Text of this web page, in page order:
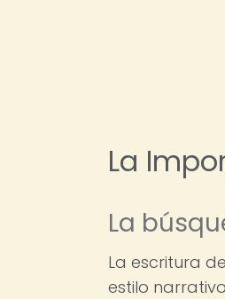
La
La
La escritura
estilo